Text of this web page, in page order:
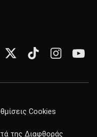
Cookies
της Διαφθοράς